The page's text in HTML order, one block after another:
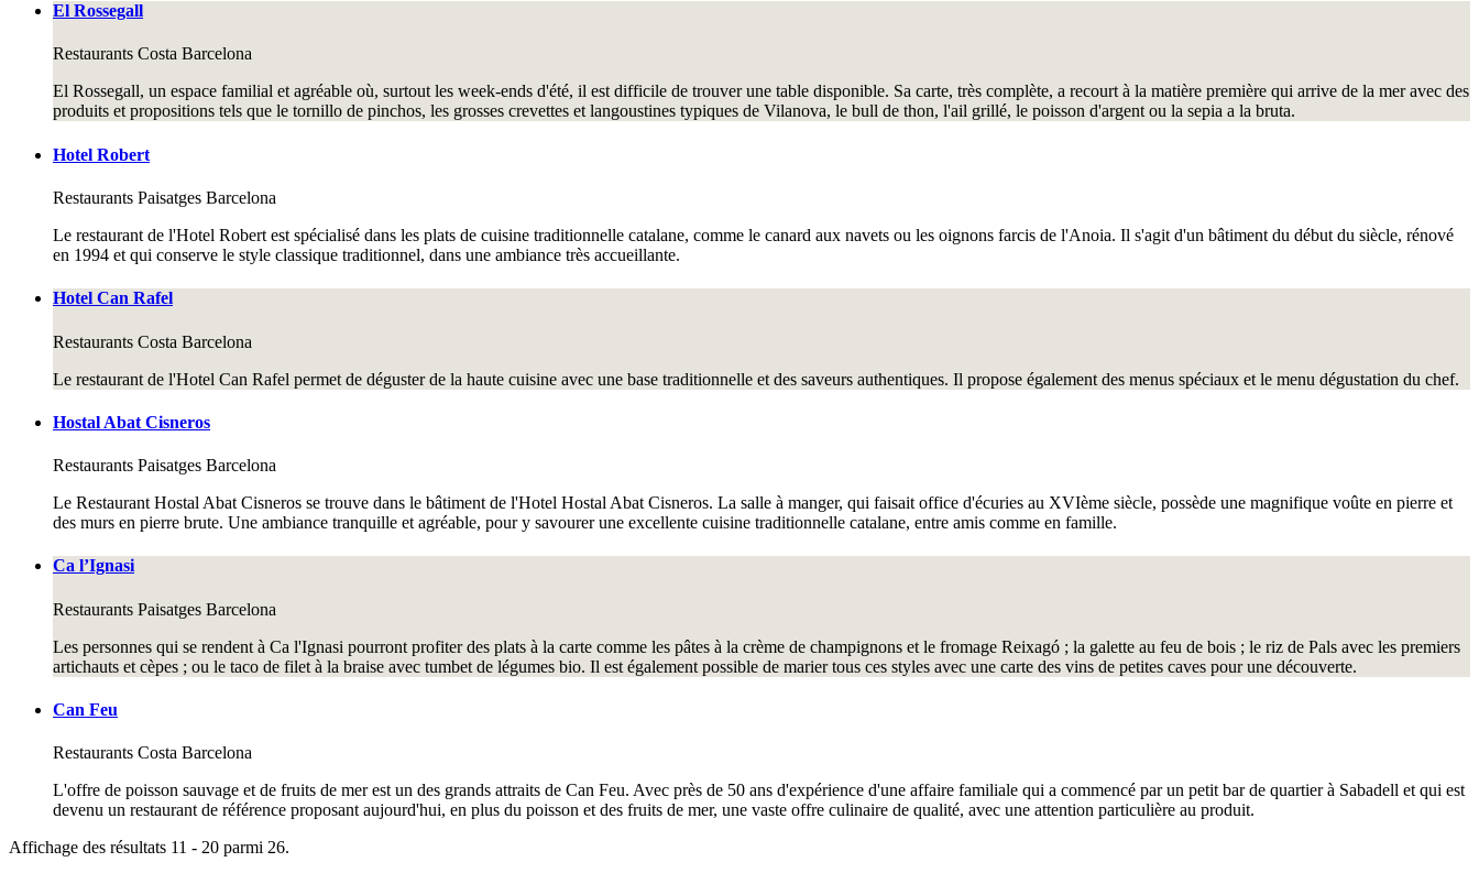
El Rossegall
Restaurants Costa Barcelona
El Rossegall, un espace familial et agréable où, surtout les week-ends d'été, il est difficile de trouver une table disponible. Sa carte, très complète, a recourt à la matière première qui arrive de la mer avec des
produits et propositions tels que le tornillo de pinchos, les grosses crevettes et langoustines typiques de Vilanova, le bull de thon, l'ail grillé, le poisson d'argent ou la sepia a la bruta.
Hotel Robert
Restaurants Paisatges Barcelona
Le restaurant de l'Hotel Robert est spécialisé dans les plats de cuisine traditionnelle catalane, comme le canard aux navets ou les oignons farcis de l'Anoia. Il s'agit d'un bâtiment du début du siècle, rénové
en 1994 et qui conserve le style classique traditionnel, dans une ambiance très accueillante.
Hotel Can Rafel
Restaurants Costa Barcelona
Le restaurant de l'Hotel Can Rafel permet de déguster de la haute cuisine avec une base traditionnelle et des saveurs authentiques. Il propose également des menus spéciaux et le menu dégustation du chef.
Hostal Abat Cisneros
Restaurants Paisatges Barcelona
Le Restaurant Hostal Abat Cisneros se trouve dans le bâtiment de l'Hotel Hostal Abat Cisneros. La salle à manger, qui faisait office d'écuries au XVIème siècle, possède une magnifique voûte en pierre et
des murs en pierre brute. Une ambiance tranquille et agréable, pour y savourer une excellente cuisine traditionnelle catalane, entre amis comme en famille.
Ca l’Ignasi
Restaurants Paisatges Barcelona
Les personnes qui se rendent à Ca l'Ignasi pourront profiter des plats à la carte comme les pâtes à la crème de champignons et le fromage Reixagó ; la galette au feu de bois ; le riz de Pals avec les premiers
artichauts et cèpes ; ou le taco de filet à la braise avec tumbet de légumes bio. Il est également possible de marier tous ces styles avec une carte des vins de petites caves pour une découverte.
Can Feu
Restaurants Costa Barcelona
L'offre de poisson sauvage et de fruits de mer est un des grands attraits de Can Feu. Avec près de 50 ans d'expérience d'une affaire familiale qui a commencé par un petit bar de quartier à Sabadell et qui est
devenu un restaurant de référence proposant aujourd'hui, en plus du poisson et des fruits de mer, une vaste offre culinaire de qualité, avec une attention particulière au produit.
Affichage des résultats 11 - 20 parmi 26.